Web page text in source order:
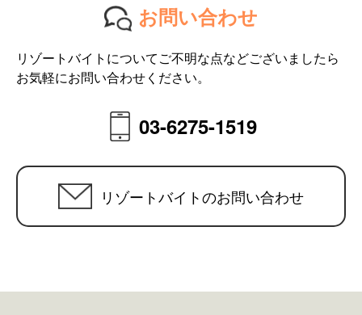
お問い合わせ
リゾートバイトについてご不明な点などございましたら
お気軽にお問い合わせください。
03-6275-1519
リゾートバイトのお問い合わせ